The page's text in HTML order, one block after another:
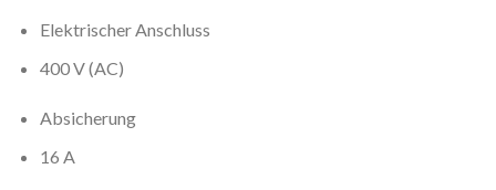
Elektrischer Anschluss
400 V (AC)
Absicherung
16 A